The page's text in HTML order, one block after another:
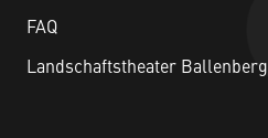
FAQ
Landschaftstheater Ballenberg